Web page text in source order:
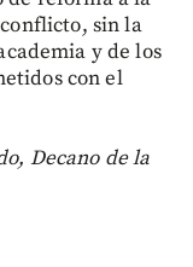
sin la
y de los
con el
Decano de la